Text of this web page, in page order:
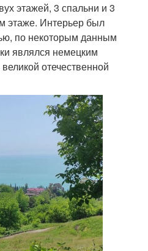
этажей, 3 спальни и 3
этаже. Интерьер был
по некоторым данным
являлся немецким
отечественной